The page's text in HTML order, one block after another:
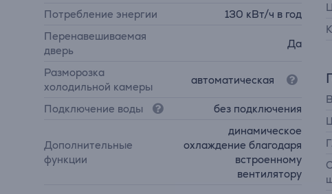
Потребление энергии
130 кВт/ч в год
Перенавешиваемая
дверь
Да
Разморозка
холодильной камеры
автоматическая
Подключение воды без подключения
Дополнительные
функции
динамическое
охлаждение благодаря
встроенному
вентилятору